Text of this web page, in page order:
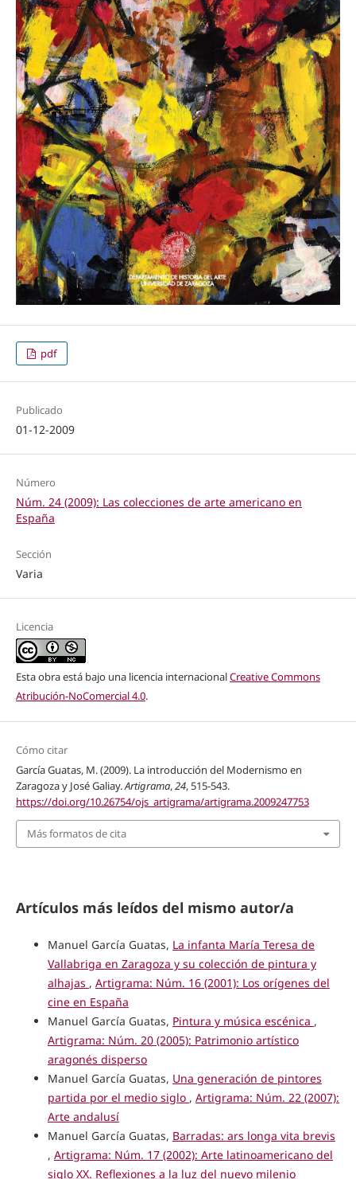
pdf
Publicado
01-12-2009
Número
Núm. 24 (2009): Las colecciones de arte americano en
España
Sección
Varia
Licencia
Esta obra está bajo una licencia internacionalCreative Commons
Atribución-NoComercial 4.0.
Cómo citar
García Guatas, M. (2009). La introducción del Modernismo en
Zaragoza y José Galiay.Artigrama,24, 515-543.
https://doi.org/10.26754/ojs_artigrama/artigrama.2009247753
Más formatos de cita
Artículos más leídos del mismo autor/a
Manuel García Guatas, La infanta María Teresa de
Vallabriga en Zaragoza y su colección de pintura y
alhajas , Artigrama: Núm. 16 (2001): Los orígenes del
cine en España
Manuel García Guatas, Pintura y música escénica ,
Artigrama: Núm. 20 (2005): Patrimonio artístico
aragonés disperso
Manuel García Guatas, Una generación de pintores
partida por el medio siglo , Artigrama: Núm. 22 (2007):
Arte andalusí
Manuel García Guatas, Barradas: ars longa vita brevis
, Artigrama: Núm. 17 (2002): Arte latinoamericano del
siglo XX. Reflexiones a la luz del nuevo milenio